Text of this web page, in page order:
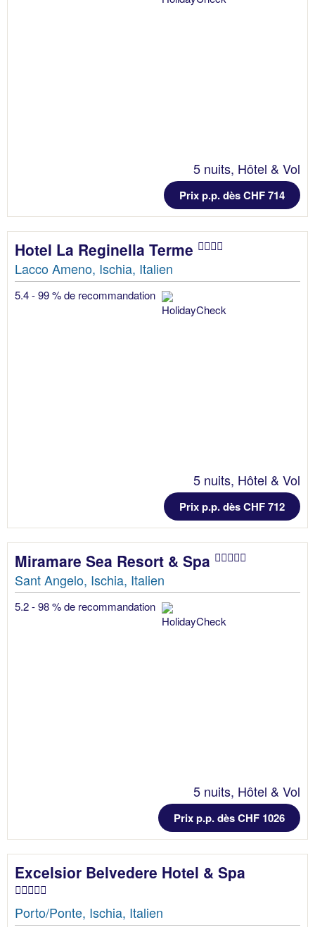
5 nuits, Hôtel & Vol
Prix p.p. dès CHF 714
Hotel La Reginella Terme
Lacco Ameno, Ischia, Italien
5.4 - 99 % de recommandation
5 nuits, Hôtel & Vol
Prix p.p. dès CHF 712
Miramare Sea Resort & Spa
Sant Angelo, Ischia, Italien
5.2 - 98 % de recommandation
5 nuits, Hôtel & Vol
Prix p.p. dès CHF 1026
Excelsior Belvedere Hotel & Spa
Porto/Ponte, Ischia, Italien